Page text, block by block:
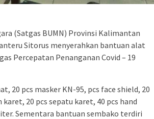
(Satgas BUMN) Provinsi Kalimantan
Sitorus menyerahkan bantuan alat
Percepatan Penanganan Covid – 19
20 pcs masker KN-95, pcs face shield, 20
20 pcs sepatu karet, 40 pcs hand
Sementara bantuan sembako terdiri